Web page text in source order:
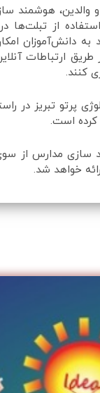
و والدین، هوشمند
از
به دانش‌آموزان
طریق ارتباطات
کنند.
پرتو تبریز در
کرده است.
سازی مدارس از
خواهد شد.